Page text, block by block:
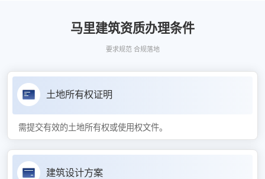
马里建筑资质办理条件
要求规范 合规落地
土地所有权证明
需提交有效的土地所有权或使用权文件。
建筑设计方案